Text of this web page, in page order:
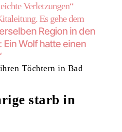
Verletzungen“
Es gehe dem
Region in den
Wolf hatte einen
Töchtern in Bad
starb in